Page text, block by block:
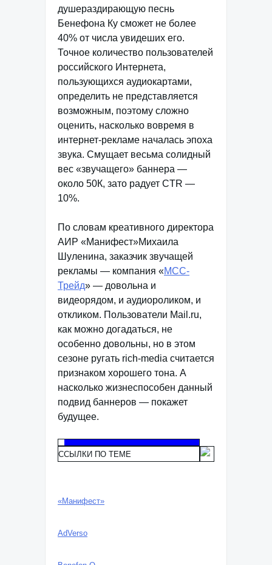
душераздирающую песнь
Бенефона Ку сможет не более
40% от числа увидеших его.
Точное количество пользователей
российского Интернета,
пользующихся аудиокартами,
определить не представляется
возможным, поэтому сложно
оценить, насколько вовремя в
интернет-рекламе началась эпоха
звука. Смущает весьма солидный
вес «звучащего» баннера —
около 50К, зато радует CTR —
10%.
По словам креативного директора
АИР «Манифест»Михаила
Шуленина, заказчик звучащей
рекламы — компания «МСС-
Трейд» — довольна и
видеорядом, и аудиороликом, и
откликом. Пользователи Mail.ru,
как можно догадаться, не
особенно довольны, но в этом
сезоне ругать rich-media считается
признаком хорошего тона. А
насколько жизнеспособен данный
подвид баннеров — покажет
будущее.
ССЫЛКИ ПО ТЕМЕ
«Манифест»
AdVerso